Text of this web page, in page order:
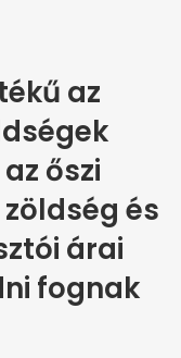
az
őszi
és
árai
fognak